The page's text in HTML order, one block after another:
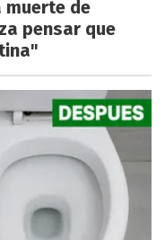
muerte de
pensar que